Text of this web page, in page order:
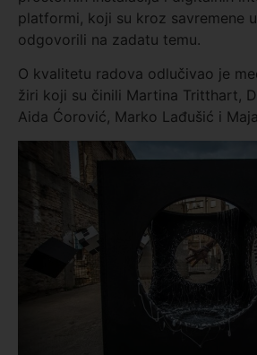
platformi, koji su kroz savremene
odgovorili na zadatu temu.
O kvalitetu radova odlučivao je
žiri koji su činili Martina Tritthart,
Aida Ćorović, Marko Lađušić i